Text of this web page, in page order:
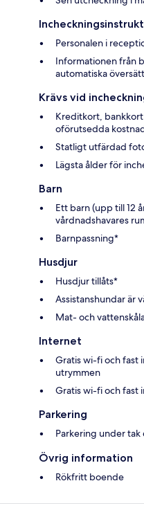
Personalen i
Informationen från
automatiska
Krävs vid
Kreditkort,
oförutsedda
Statligt utfärdad
Lägsta ålder för
Barn
Ett barn (upp till 12
vårdnadshavares
Barnpassning*
Husdjur
Husdjur tillåts*
Assistanshundar är
Mat- och
Internet
Gratis wi-fi och fast
utrymmen
Gratis wi-fi och fast
Parkering
Parkering under tak
Övrig information
Rökfritt boende